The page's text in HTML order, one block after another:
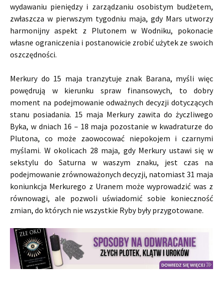
wydawaniu pieniędzy i zarządzaniu osobistym budżetem,
zwłaszcza w pierwszym tygodniu maja, gdy Mars utworzy
harmonijny aspekt z Plutonem w Wodniku, pokonacie
własne ograniczenia i postanowicie zrobić użytek ze swoich
oszczędności.
Merkury do 15 maja tranzytuje znak Barana, myśli więc
powędrują w kierunku spraw finansowych, to dobry
moment na podejmowanie odważnych decyzji dotyczących
stanu posiadania. 15 maja Merkury zawita do życzliwego
Byka, w dniach 16 – 18 maja pozostanie w kwadraturze do
Plutona, co może zaowocować niepokojem i czarnymi
myślami. W okolicach 28 maja, gdy Merkury ustawi się w
sekstylu do Saturna w waszym znaku, jest czas na
podejmowanie zrównoważonych decyzji, natomiast 31 maja
koniunkcja Merkurego z Uranem może wyprowadzić was z
równowagi, ale pozwoli uświadomić sobie konieczność
zmian, do których nie wszystkie Ryby były przygotowane.